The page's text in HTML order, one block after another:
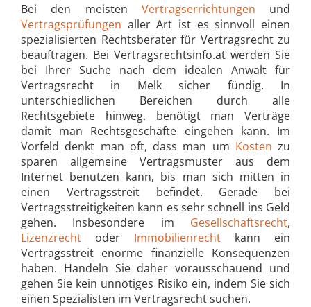
Bei den meisten Vertragserrichtungen und
Vertragsprüfungen aller Art ist es sinnvoll einen
spezialisierten Rechtsberater für Vertragsrecht zu
beauftragen. Bei Vertragsrechtsinfo.at werden Sie
bei Ihrer Suche nach dem idealen Anwalt für
Vertragsrecht in Melk sicher fündig. In
unterschiedlichen Bereichen durch alle
Rechtsgebiete hinweg, benötigt man Verträge
damit man Rechtsgeschäfte eingehen kann. Im
Vorfeld denkt man oft, dass man um Kosten zu
sparen allgemeine Vertragsmuster aus dem
Internet benutzen kann, bis man sich mitten in
einen Vertragsstreit befindet. Gerade bei
Vertragsstreitigkeiten kann es sehr schnell ins Geld
gehen. Insbesondere im Gesellschaftsrecht,
Lizenzrecht oder Immobilienrecht kann ein
Vertragsstreit enorme finanzielle Konsequenzen
haben. Handeln Sie daher vorausschauend und
gehen Sie kein unnötiges Risiko ein, indem Sie sich
einen Spezialisten im Vertragsrecht suchen.